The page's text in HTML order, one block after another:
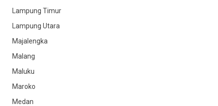
Lampung Timur
Lampung Utara
Majalengka
Malang
Maluku
Maroko
Medan